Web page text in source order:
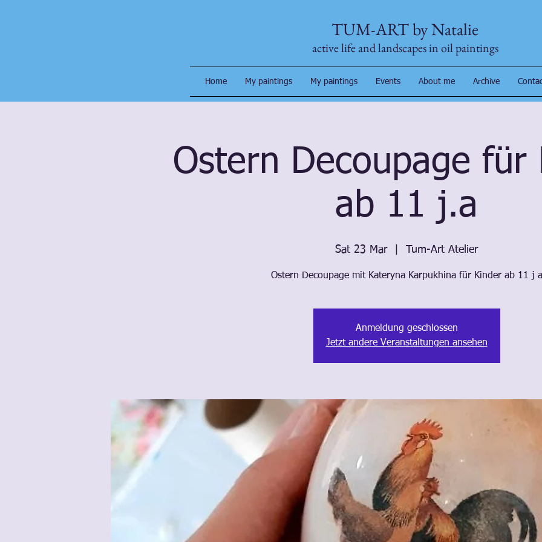
TUM-ART by Natalie
active life and landscapes in oil paintings
Home My paintings My paintings Events About me Archive
Ostern Decoupage für
ab 11 j.a
Sat 23 Mar
  |
Tum-Art Atelier
Ostern Decoupage mit Kateryna Karpukhina für Kinder ab 11 j a
Anmeldung geschlossen
Jetzt andere Veranstaltungen ansehen